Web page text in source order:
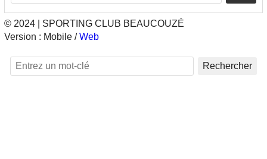
© 2024 | SPORTING CLUB BEAUCOUZÉ
Version : Mobile /Web
Rechercher